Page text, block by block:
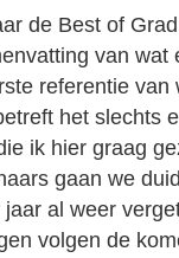
de Best of
van wat
referentie van
het slechts
ik hier graag
gaan we
al weer
volgen de